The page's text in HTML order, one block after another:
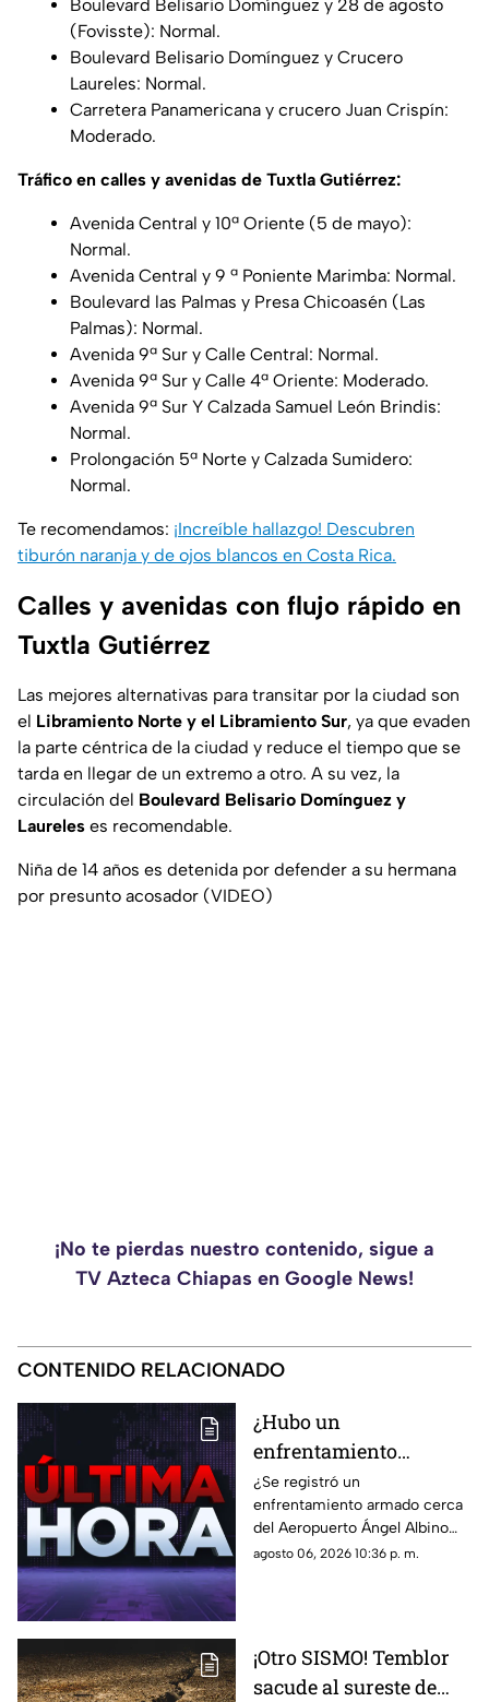
Boulevard Belisario Domínguez y 28 de agosto
(Fovisste): Normal.
Boulevard Belisario Domínguez y Crucero
Laureles: Normal.
Carretera Panamericana y crucero Juan Crispín:
Moderado.
Tráfico en calles y avenidas de Tuxtla Gutiérrez:
Avenida Central y 10ª Oriente (5 de mayo):
Normal.
Avenida Central y 9 ª Poniente Marimba: Normal.
Boulevard las Palmas y Presa Chicoasén (Las
Palmas): Normal.
Avenida 9ª Sur y Calle Central: Normal.
Avenida 9ª Sur y Calle 4ª Oriente: Moderado.
Avenida 9ª Sur Y Calzada Samuel León Brindis:
Normal.
Prolongación 5ª Norte y Calzada Sumidero:
Normal.
Te recomendamos: ¡Increíble hallazgo! Descubren
tiburón naranja y de ojos blancos en Costa Rica.
Calles y avenidas con flujo rápido en
Tuxtla Gutiérrez
Las mejores alternativas para transitar por la ciudad son
el Libramiento Norte y el Libramiento Sur, ya que evaden
la parte céntrica de la ciudad y reduce el tiempo que se
tarda en llegar de un extremo a otro. A su vez, la
circulación del Boulevard Belisario Domínguez y
Laureles es recomendable.
Niña de 14 años es detenida por defender a su hermana
por presunto acosador (VIDEO)
¡No te pierdas nuestro contenido, sigue a
TV Azteca Chiapas en Google News!
CONTENIDO RELACIONADO
¿Hubo un
enfrentamiento
armado en el
aeropuerto Ángel
Albino Corzo? Esto
dijeron las autoridades
¿Se registró un
enfrentamiento armado cerca
del Aeropuerto Ángel Albino
Corzo? Autoridades
agosto 06, 2026 10:36 p. m.
¡Otro SISMO! Temblor
sacude al sureste de